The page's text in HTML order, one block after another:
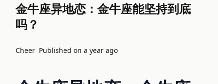
金牛座异地恋：金牛座能坚持到底
吗？
Cheer Published on a year ago